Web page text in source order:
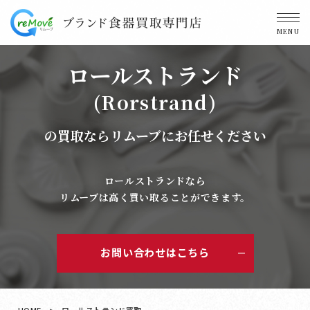
MENU
ロールストランド
(Rorstrand)
の買取ならリムーブにお任せください
ロールストランドなら
リムーブは高く買い取ることができます。
お問い合わせはこちら